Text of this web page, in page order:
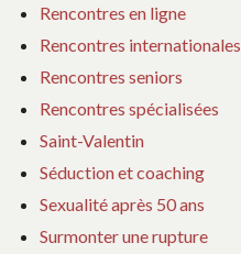
Rencontres en ligne
Rencontres internationales
Rencontres seniors
Rencontres spécialisées
Saint-Valentin
Séduction et coaching
Sexualité après 50 ans
Surmonter une rupture